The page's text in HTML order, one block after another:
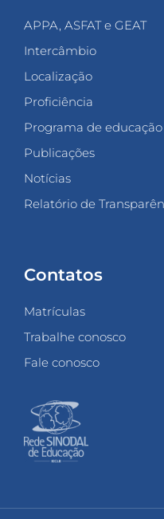
APPA, ASFAT e GEAT
Intercâmbio
Localização
Proficiência
Programa de
Publicações
Notícias
Relatório de
Contatos
Matrículas
Trabalhe conosco
Fale conosco